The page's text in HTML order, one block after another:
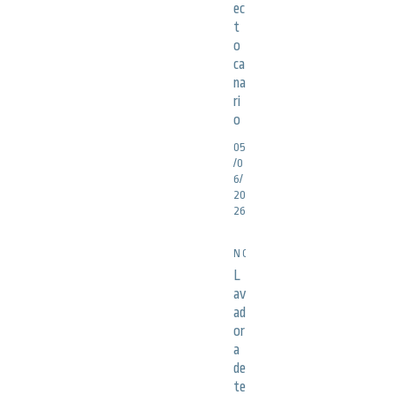
ec
t
o
ca
na
ri
o
05
/0
6/
20
26
NOTICIAS
L
av
ad
or
a
de
te